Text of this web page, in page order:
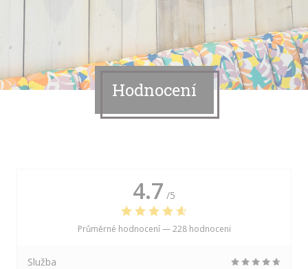
Hodnocení
4.7 /5
Průměrné hodnocení —228 hodnoceni
Služba